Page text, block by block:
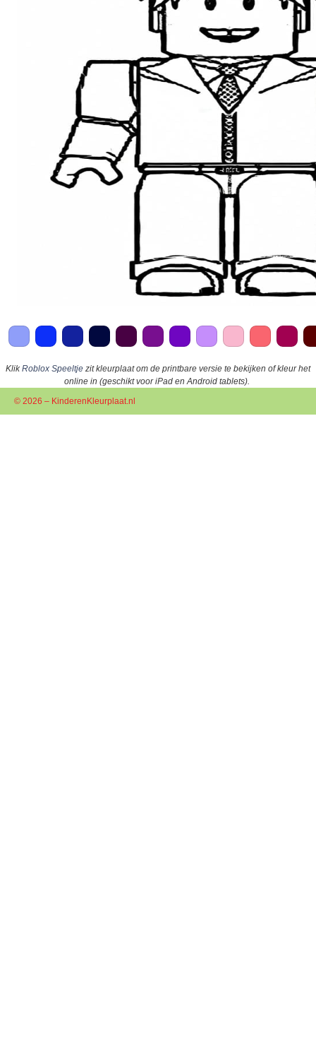
KlikRoblox Speeltje zit kleurplaat om de printbare versie te bekijken of kleur het
online in (geschikt voor iPad en Android tablets).
© 2026 – KinderenKleurplaat.nl